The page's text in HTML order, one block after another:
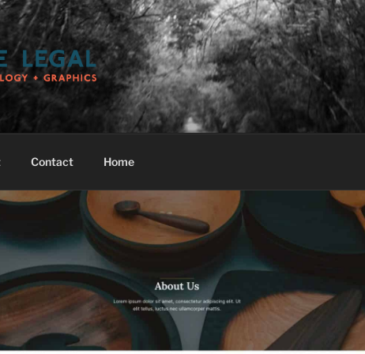
LEGAL, LLC
Contact Home